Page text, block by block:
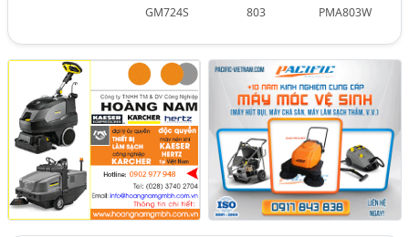
GM724S
803
PMA803W